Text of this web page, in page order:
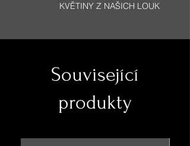
KVĚTINY Z NAŠICH LOUK
Související
produkty